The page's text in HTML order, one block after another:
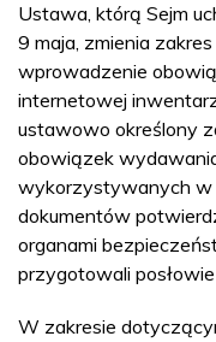
Ustawa, którą Sejm
9 maja, zmienia
wprowadzenie
internetowej
ustawowo określony
obowiązek
wykorzystywanych w
dokumentów
organami
przygotowali posłowie
W zakresie